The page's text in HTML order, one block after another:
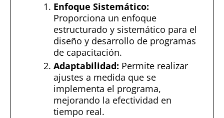
Enfoque Sistemático:
Proporciona un enfoque
estructurado y sistemático para el
diseño y desarrollo de programas
de capacitación.
Adaptabilidad: Permite realizar
ajustes a medida que se
implementa el programa,
mejorando la efectividad en
tiempo real.